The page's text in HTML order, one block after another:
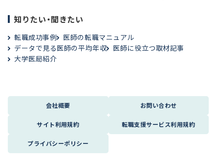
知りたい・聞きたい
転職成功事例
医師の転職マニュアル
データで見る医師の平均年収
医師に役立つ取材記事
大学医局紹介
会社概要 お問い合わせ
サイト利用規約 転職支援サービス利用規約
プライバシーポリシー